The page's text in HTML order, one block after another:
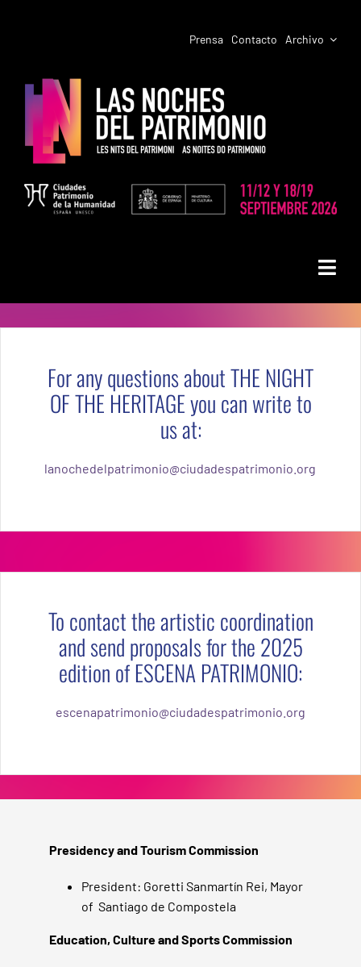
Prensa Contacto Archivo
LAS NOCHES DEL PATRIMONIO
ESCENA PATRIMONIO
PARTICIPACIÓN CIUDADANA
For any questions about THE NIGHT
OF THE HERITAGE you can write to
us at:
lanochedelpatrimonio@ciudadespatrimonio.org
To contact the artistic coordination
and send proposals for the 2025
edition of ESCENA PATRIMONIO:
escenapatrimonio@ciudadespatrimonio.org
Presidency and Tourism Commission
President: Goretti Sanmartín Rei, Mayor
of Santiago de Compostela
Education, Culture and Sports Commission